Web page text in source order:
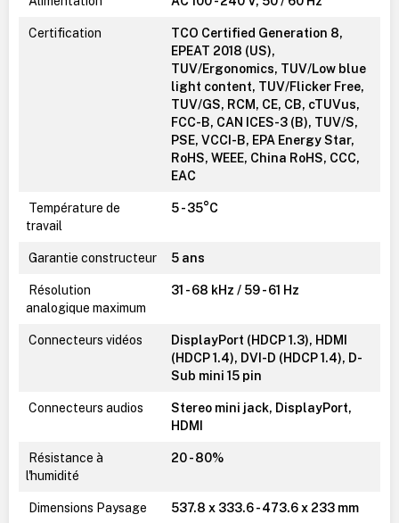
Certification
TCO Certified Generation 8,
EPEAT 2018 (US),
TUV/Ergonomics, TUV/Low blue
light content, TUV/Flicker Free,
TUV/GS, RCM, CE, CB, cTUVus,
FCC-B, CAN ICES-3 (B), TUV/S,
PSE, VCCI-B, EPA Energy Star,
RoHS, WEEE, China RoHS, CCC,
EAC
Température de
travail
5 - 35°C
Garantie constructeur 5 ans
Résolution
analogique maximum
31 - 68 kHz / 59 - 61 Hz
Connecteurs vidéos
DisplayPort (HDCP 1.3), HDMI
(HDCP 1.4), DVI-D (HDCP 1.4), D-
Sub mini 15 pin
Connecteurs audios
Stereo mini jack, DisplayPort,
HDMI
Résistance à
l'humidité
20 - 80%
Dimensions Paysage 537.8 x 333.6 - 473.6 x 233 mm